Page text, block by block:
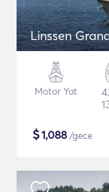
Linssen
Motor Yat
$1,088 /gece